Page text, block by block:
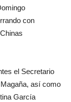
con
el Secretario
así como
García